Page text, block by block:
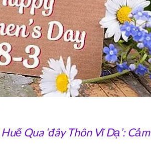
Qua ‘đây Thôn Vĩ Dạ’: Cảm